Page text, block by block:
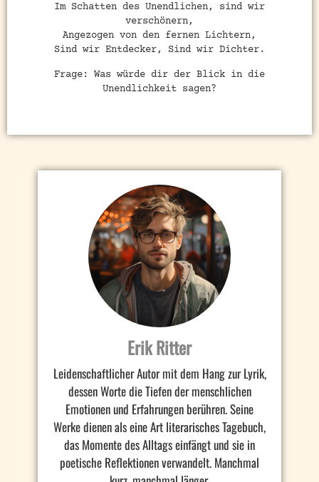
Im Schatten des Unendlichen, sind wir
verschönern,
Angezogen von den fernen Lichtern,
Sind wir Entdecker, Sind wir Dichter.
Frage: Was würde dir der Blick in die
Unendlichkeit sagen?
Erik Ritter
Leidenschaftlicher Autor mit dem Hang zur Lyrik,
dessen Worte die Tiefen der menschlichen
Emotionen und Erfahrungen berühren. Seine
Werke dienen als eine Art literarisches Tagebuch,
das Momente des Alltags einfängt und sie in
poetische Reflektionen verwandelt. Manchmal